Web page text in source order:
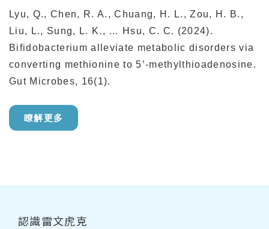
Lyu, Q., Chen, R. A., Chuang, H. L., Zou, H. B.,
Liu, L., Sung, L. K., … Hsu, C. C. (2024).
Bifidobacterium alleviate metabolic disorders via
converting methionine to 5’-methylthioadenosine.
Gut Microbes, 16(1).
瞭解更多
認識雷文虎克